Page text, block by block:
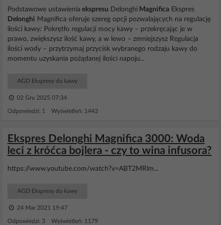
Podstawowe ustawienia ekspresu Delonghi Magnifica Ekspres
Delonghi Magnifica oferuje szereg opcji pozwalających na regulację
ilości kawy: Pokrętło regulacji mocy kawy – przekręcając je w
prawo, zwiększysz ilość kawy, a w lewo – zmniejszysz Regulacja
ilości wody – przytrzymaj przycisk wybranego rodzaju kawy do
momentu uzyskania pożądanej ilości napoju...
AGD Ekspresy do kawy
02 Gru 2025 07:34
Odpowiedzi: 1 Wyświetleń: 1443
Ekspres Delonghi Magnifica 3000: Woda
leci z króćca bojlera - czy to wina infusora?
https://www.youtube.com/watch?v=ABT2MRlm...
AGD Ekspresy do kawy
24 Mar 2021 19:47
Odpowiedzi: 3 Wyświetleń: 1179